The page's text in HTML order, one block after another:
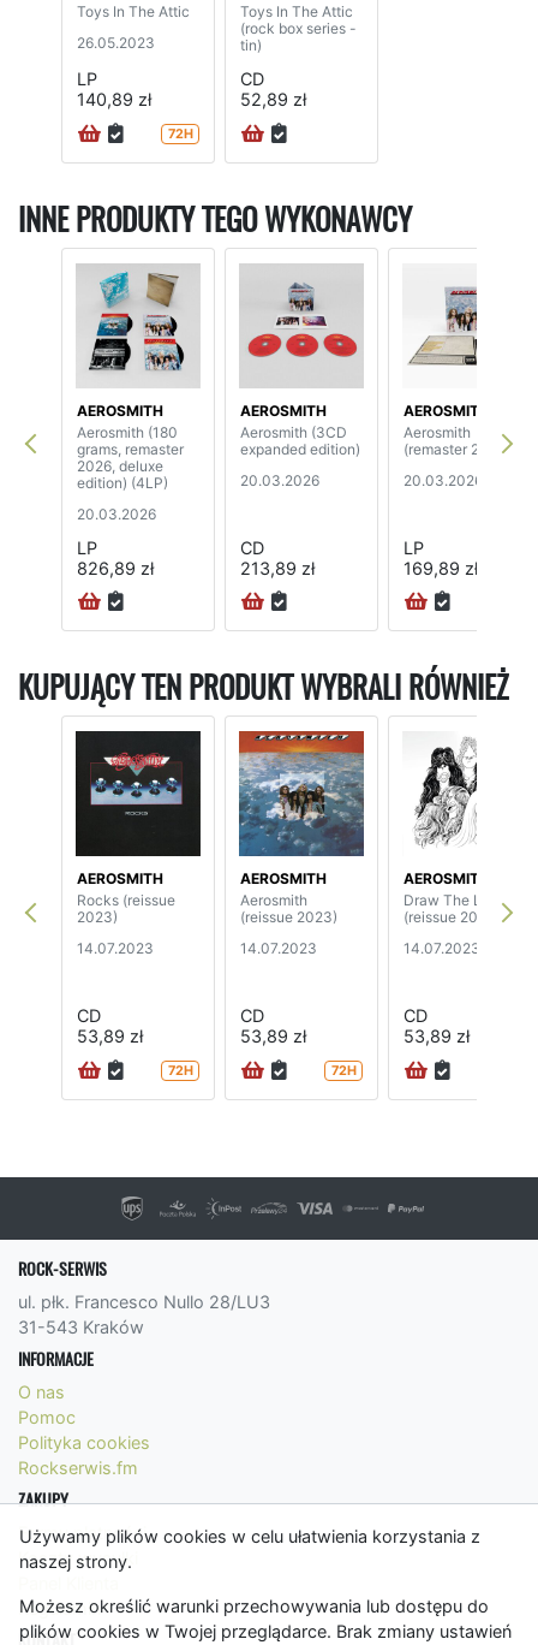
Używamy plików cookies w celu ułatwienia korzystania z
naszej strony.
Możesz określić warunki przechowywania lub dostępu do
plików cookies w Twojej przeglądarce. Brak zmiany ustawień
Toys In The Attic
26.05.2023
LP
140,89 zł
72H
Toys In The Attic
(rock box series -
tin)
CD
52,89 zł
INNE PRODUKTY TEGO WYKONAWCY
AEROSMITH
Aerosmith (180
grams, remaster
2026, deluxe
edition) (4LP)
20.03.2026
LP
826,89 zł
AEROSMITH
Aerosmith (3CD
expanded edition)
20.03.2026
CD
213,89 zł
AEROSMITH
Aerosmith
(remaster 2026)
20.03.2026
LP
169,89 zł
KUPUJĄCY TEN PRODUKT WYBRALI RÓWNIEŻ
AEROSMITH
Rocks (reissue
2023)
14.07.2023
CD
53,89 zł
72H
AEROSMITH
Aerosmith
(reissue 2023)
14.07.2023
CD
53,89 zł
72H
AEROSMITH
Draw The Line
(reissue 2023)
14.07.2023
CD
53,89 zł
ROCK-SERWIS
ul. płk. Francesco Nullo 28/LU3
31-543 Kraków
INFORMACJE
O nas
Pomoc
Polityka cookies
Rockserwis.fm
ZAKUPY
Formy płatności
Koszty wysyłki
Regulamin
KONTAKT